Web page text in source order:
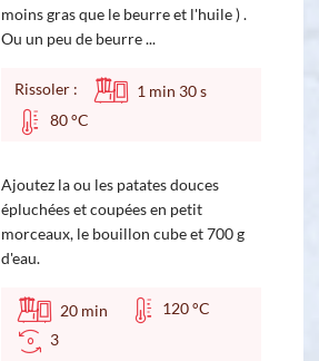
moins gras que le beurre et l'huile ) .
Ou un peu de beurre ...
Rissoler : 1 min 30s
80 °C
Ajoutez la ou les patates douces
épluchées et coupées en petit
morceaux, le bouillon cube et 700 g
d'eau.
20 min
120 °C
3